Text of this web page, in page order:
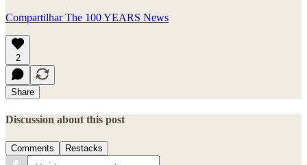
Compartilhar The 100 YEARS News
2
Share
Discussion about this post
Comments Restacks